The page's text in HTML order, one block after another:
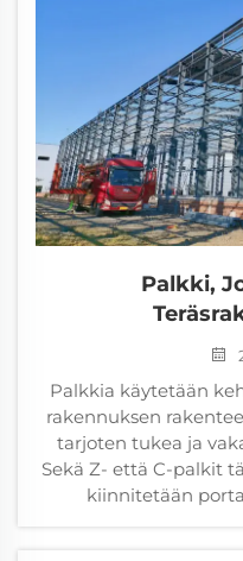
Palkki,
Palkkia käytetään
rakennuksen
tarjoten tukea ja
Sekä Z- että C-palkit
kiinnitetään